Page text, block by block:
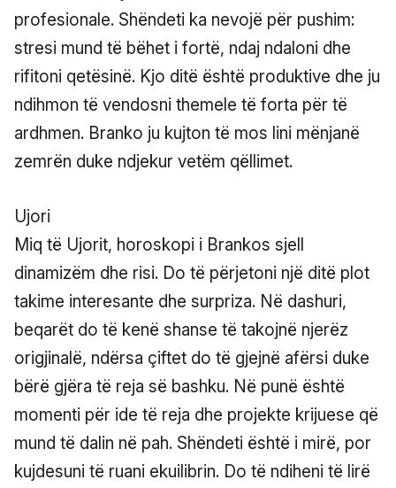
profesionale. Shëndeti ka nevojë për pushim:
stresi mund të bëhet i fortë, ndaj ndaloni dhe
rifitoni qetësinë. Kjo ditë është produktive dhe ju
ndihmon të vendosni themele të forta për të
ardhmen. Branko ju kujton të mos lini mënjanë
zemrën duke ndjekur vetëm qëllimet.
Ujori
Miq të Ujorit, horoskopi i Brankos sjell
dinamizëm dhe risi. Do të përjetoni një ditë plot
takime interesante dhe surpriza. Në dashuri,
beqarët do të kenë shanse të takojnë njerëz
origjinalë, ndërsa çiftet do të gjejnë afërsi duke
bërë gjëra të reja së bashku. Në punë është
momenti për ide të reja dhe projekte krijuese që
mund të dalin në pah. Shëndeti është i mirë, por
kujdesuni të ruani ekuilibrin. Do të ndiheni të lirë